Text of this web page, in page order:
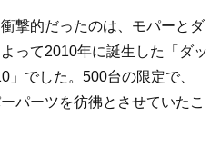
撃的だったのは、モパーとダ
って2010年に誕生した「ダッ
」でした。500台の限定で、
パーツを彷彿とさせていたこ